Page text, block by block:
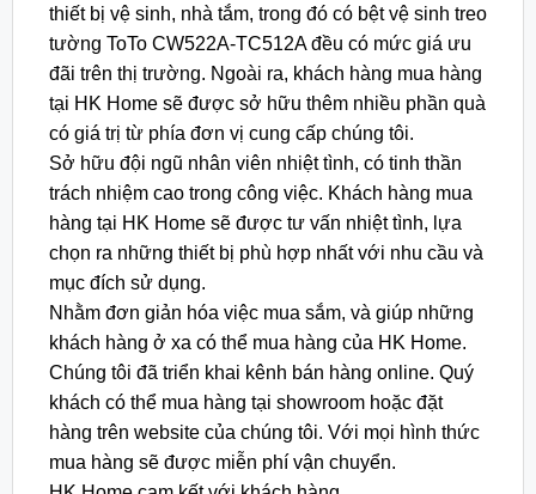
thiết bị vệ sinh, nhà tắm, trong đó có bệt vệ sinh treo
tường ToTo CW522A-TC512A đều có mức giá ưu
đãi trên thị trường. Ngoài ra, khách hàng mua hàng
tại HK Home sẽ được sở hữu thêm nhiều phần quà
có giá trị từ phía đơn vị cung cấp chúng tôi.
Sở hữu đội ngũ nhân viên nhiệt tình, có tinh thần
trách nhiệm cao trong công việc. Khách hàng mua
hàng tại HK Home sẽ được tư vấn nhiệt tình, lựa
chọn ra những thiết bị phù hợp nhất với nhu cầu và
mục đích sử dụng.
Nhằm đơn giản hóa việc mua sắm, và giúp những
khách hàng ở xa có thể mua hàng của HK Home.
Chúng tôi đã triển khai kênh bán hàng online. Quý
khách có thể mua hàng tại showroom hoặc đặt
hàng trên website của chúng tôi. Với mọi hình thức
mua hàng sẽ được miễn phí vận chuyển.